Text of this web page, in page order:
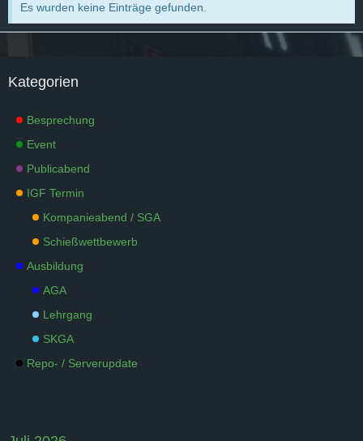
Es wurden keine Einträge gefunden.
Kategorien
Besprechung
Event
Publicabend
IGF Termin
Kompanieabend / SGA
Schießwettbewerb
Ausbildung
AGA
Lehrgang
SKGA
Repo- / Serverupdate